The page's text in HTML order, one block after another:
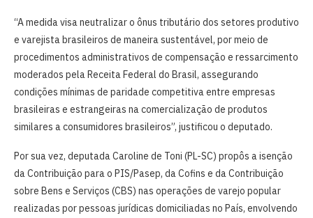
“A medida visa neutralizar o ônus tributário dos setores produtivo
e varejista brasileiros de maneira sustentável, por meio de
procedimentos administrativos de compensação e ressarcimento
moderados pela Receita Federal do Brasil, assegurando
condições mínimas de paridade competitiva entre empresas
brasileiras e estrangeiras na comercialização de produtos
similares a consumidores brasileiros”, justificou o deputado.
Por sua vez, deputada Caroline de Toni (PL-SC) propôs a isenção
da Contribuição para o PIS/Pasep, da Cofins e da Contribuição
sobre Bens e Serviços (CBS) nas operações de varejo popular
realizadas por pessoas jurídicas domiciliadas no País, envolvendo